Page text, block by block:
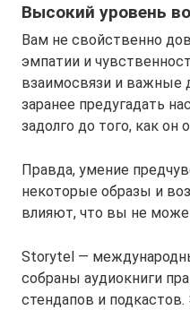
Высокий уровень
Вам не свойственно
эмпатии и
взаимосвязи и важные
заранее предугадать
задолго до того, как он
Правда, умение
некоторые образы и
влияют, что вы не
Storytel —
собраны аудиокниги
стендапов и